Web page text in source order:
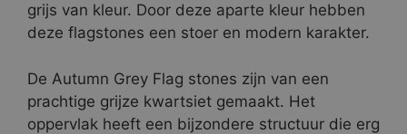
grijs van kleur. Door deze aparte kleur hebben
deze flagstones een stoer en modern karakter.
De Autumn Grey Flag stones zijn van een
prachtige grijze kwartsiet gemaakt. Het
oppervlak heeft een bijzondere structuur die erg